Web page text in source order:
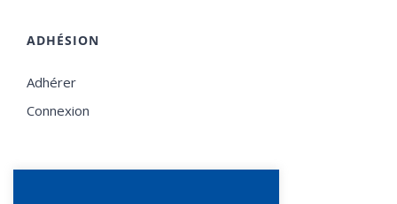
ADHÉSION
Adhérer
Connexion